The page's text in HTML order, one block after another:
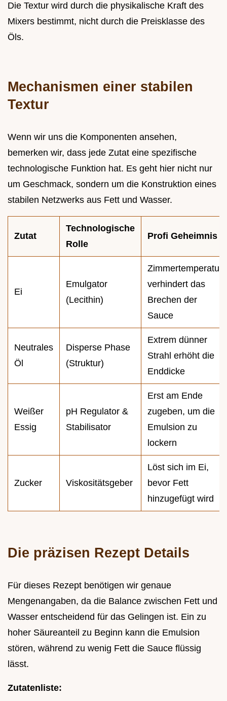
Die Textur wird durch die physikalische Kraft des
Mixers bestimmt, nicht durch die Preisklasse des
Öls.
Mechanismen einer stabilen
Textur
Wenn wir uns die Komponenten ansehen,
bemerken wir, dass jede Zutat eine spezifische
technologische Funktion hat. Es geht hier nicht nur
um Geschmack, sondern um die Konstruktion eines
stabilen Netzwerks aus Fett und Wasser.
Zutat
Technologische
Rolle
Profi Geheimnis
Ei
Emulgator
(Lecithin)
Zimmertemperatur
verhindert das
Brechen der
Sauce
Neutrales
Öl
Disperse Phase
(Struktur)
Extrem dünner
Strahl erhöht die
Enddicke
Weißer
Essig
pH Regulator &
Stabilisator
Erst am Ende
zugeben, um die
Emulsion zu
lockern
Zucker Viskositätsgeber
Löst sich im Ei,
bevor Fett
hinzugefügt wird
Die präzisen Rezept Details
Für dieses Rezept benötigen wir genaue
Mengenangaben, da die Balance zwischen Fett und
Wasser entscheidend für das Gelingen ist. Ein zu
hoher Säureanteil zu Beginn kann die Emulsion
stören, während zu wenig Fett die Sauce flüssig
lässt.
Zutatenliste: